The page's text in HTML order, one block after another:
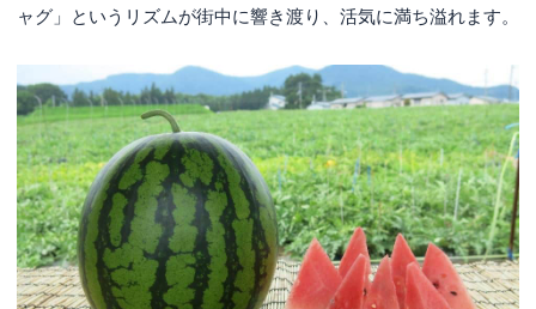
ャグ」というリズムが街中に響き渡り、活気に満ち溢れます。